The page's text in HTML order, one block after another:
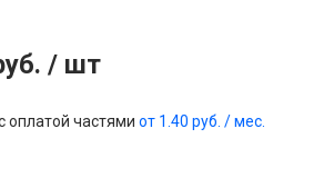
/ шт
оплатой частямиот 1.40 руб. / мес.